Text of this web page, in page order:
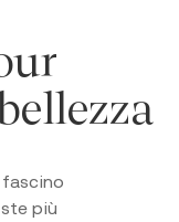
fascino
più